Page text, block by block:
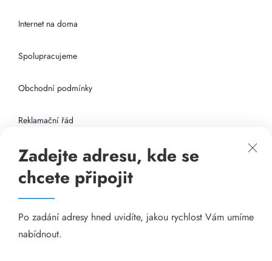
Internet na doma
Spolupracujeme
Obchodní podmínky
Reklamační řád
Připojení k internetu
Odkazy
Katalog A-seznam.cz
Zadejte adresu, kde se
chcete připojit
Po zadání adresy hned uvidíte, jakou rychlost Vám umíme
nabídnout.